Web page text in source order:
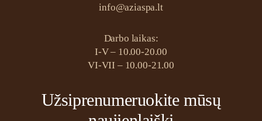
info@aziaspa.lt
Darbo laikas:
I-V – 10.00-20.00
VI-VII – 10.00-21.00
Užsiprenumeruokite mūsų